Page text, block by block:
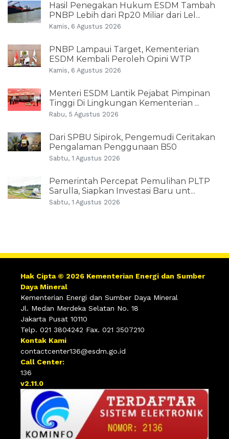
Hasil Penegakan Hukum ESDM Tambah
PNBP Lebih dari Rp20 Miliar dari Lel...
Kamis, 6 Agustus 2026
PNBP Lampaui Target, Kementerian
ESDM Kembali Peroleh Opini WTP
Kamis, 6 Agustus 2026
Menteri ESDM Lantik Pejabat Pimpinan
Tinggi Di Lingkungan Kementerian ...
Rabu, 5 Agustus 2026
Dari SPBU Sipirok, Pengemudi Ceritakan
Pengalaman Penggunaan B50
Sabtu, 1 Agustus 2026
Pemerintah Percepat Pemulihan PLTP
Sarulla, Siapkan Investasi Baru unt...
Sabtu, 1 Agustus 2026
Hak Cipta © 2026 Kementerian Energi dan Sumber
Daya Mineral
Kementerian Energi dan Sumber Daya Mineral
Jl. Medan Merdeka Selatan No. 18
Jakarta Pusat 10110
Telp. 021 3804242 Fax. 021 3507210
Kontak Kami
contactcenter136@esdm.go.id
Call Center:
136
v2.11.0